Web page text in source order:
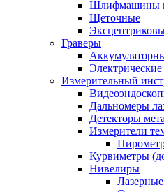
Шлифмашины
Щеточные
Граверы
Электрические
Измерительный
Дальномеры
Детекторы
Измерители
Курвиметры
Нивелиры